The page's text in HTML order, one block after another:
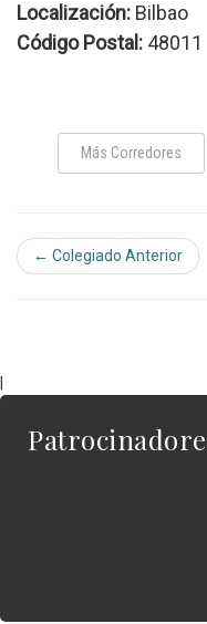
Localización: Bilbao
Código Postal: 48011
Más Corredores
← Colegiado Anterior